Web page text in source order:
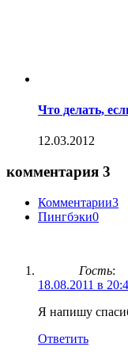
Что делать,
12.03.2012
комментария 3
Комментарии3
Пингбэки0
Гость:
18.08.2011 в
Я напишу
Ответить